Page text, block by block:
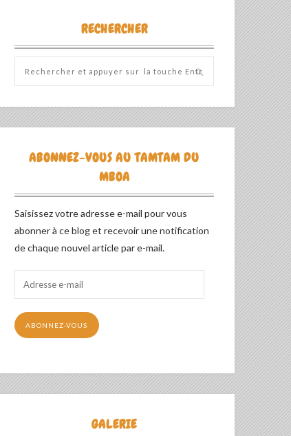
RECHERCHER
ABONNEZ-VOUS AU TAMTAM DU
MBOA
Saisissez votre adresse e-mail pour vous
abonner à ce blog et recevoir une notification
de chaque nouvel article par e-mail.
mail
ABONNEZ-VOUS
GALERIE